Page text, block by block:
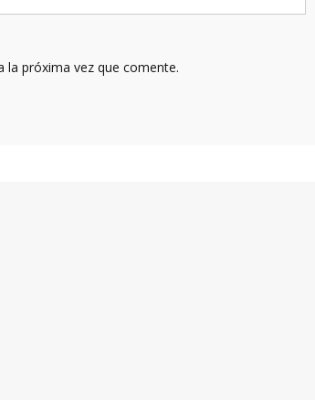
la próxima vez que comente.